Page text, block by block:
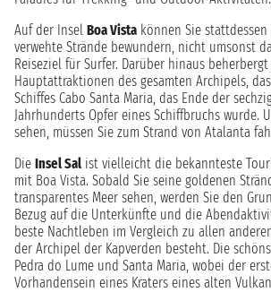
Auf der Insel Boa Vista können Sie
verwehte Strände bewundern, nicht umsonst
Reiseziel für Surfer. Darüber hinaus
Hauptattraktionen des gesamten Archipels,
Schiffes Cabo Santa Maria, das Ende der
Jahrhunderts Opfer eines Schiffbruchs wurde.
sehen, müssen Sie zum Strand von Atalanta
Die Insel Sal ist vielleicht die bekannteste
mit Boa Vista. Sobald Sie seine goldenen
transparentes Meer sehen, werden Sie den
Bezug auf die Unterkünfte und die
beste Nachtleben im Vergleich zu allen
der Archipel der Kapverden besteht. Die
Pedra do Lume und Santa Maria, wobei der
Vorhandensein eines Kraters eines alten